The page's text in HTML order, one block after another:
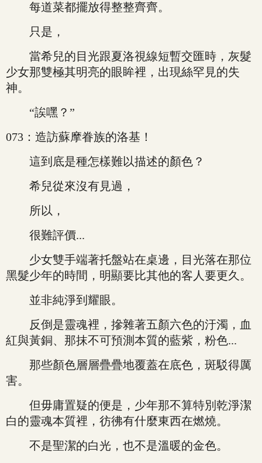
每道菜都擺放得整整齊齊。
只是，
當希兒的目光跟夏洛視線短暫交匯時，灰髮
少女那雙極其明亮的眼眸裡，出現絲罕見的失
神。
“誒嘿？”
073：造訪蘇摩眷族的洛基！
這到底是種怎樣難以描述的顏色？
希兒從來沒有見過，
所以，
很難評價...
少女雙手端著托盤站在桌邊，目光落在那位
黑髮少年的時間，明顯要比其他的客人要更久。
並非純淨到耀眼。
反倒是靈魂裡，摻雜著五顏六色的汙濁，血
紅與黃銅、那抹不可預測本質的藍紫，粉色...
那些顏色層層疊疊地覆蓋在底色，斑駁得厲
害。
但毋庸置疑的便是，少年那不算特別乾淨潔
白的靈魂本質裡，彷彿有什麼東西在燃燒。
不是聖潔的白光，也不是溫暖的金色。